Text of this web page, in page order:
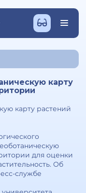
карту
карту растений
для оценки
Об
службе